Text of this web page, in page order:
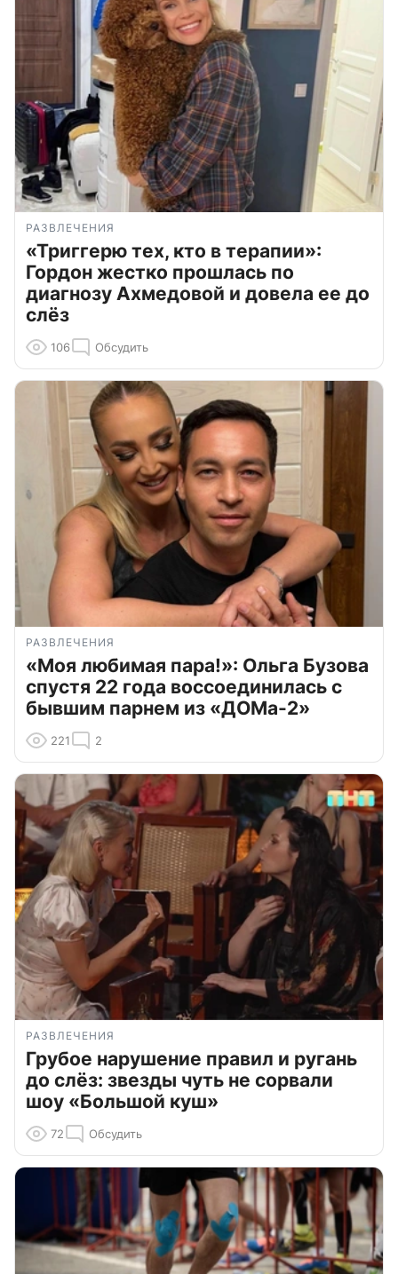
РАЗВЛЕЧЕНИЯ
«Триггерю тех, кто в терапии»:
Гордон жестко прошлась по
диагнозу Ахмедовой и довела ее до
слёз
106 Обсудить
РАЗВЛЕЧЕНИЯ
«Моя любимая пара!»: Ольга Бузова
спустя 22 года воссоединилась с
бывшим парнем из «ДОМа-2»
221 2
РАЗВЛЕЧЕНИЯ
Грубое нарушение правил и ругань
до слёз: звезды чуть не сорвали
шоу «Большой куш»
72 Обсудить